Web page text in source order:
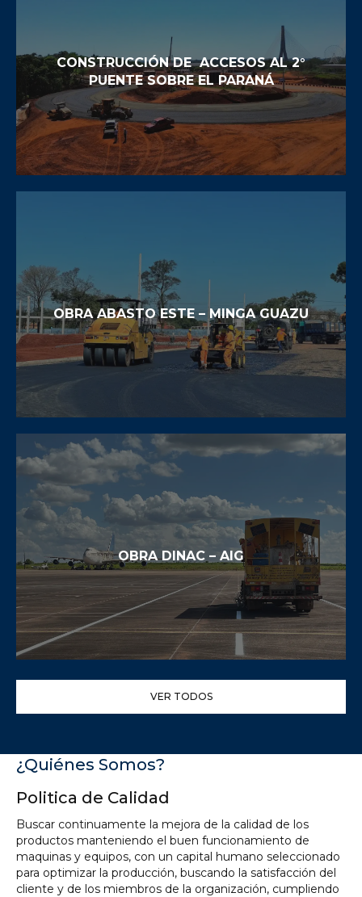
CONSTRUCCIÓN DE ACCESOS AL 2°
PUENTE SOBRE EL PARANÁ
CONSTRUCCIÓN DE ACCESOS AL 2°
PUENTE SOBRE EL PARANÁ
CONOCER
OBRA ABASTO ESTE – MINGA GUAZU
OBRA ABASTO ESTE – MINGA GUAZU
OBRA DINAC – AIG
CONOCER
VER TODOS
¿Quiénes Somos?
Politica de Calidad
Buscar continuamente la mejora de la calidad de los
productos manteniendo el buen funcionamiento de
maquinas y equipos, con un capital humano seleccionado
para optimizar la producción, buscando la satisfacción del
cliente y de los miembros de la organización, cumpliendo